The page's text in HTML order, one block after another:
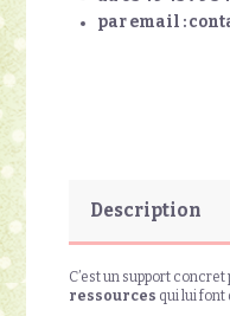
par email :
Description
C’est un support concret
ressources qui lui font